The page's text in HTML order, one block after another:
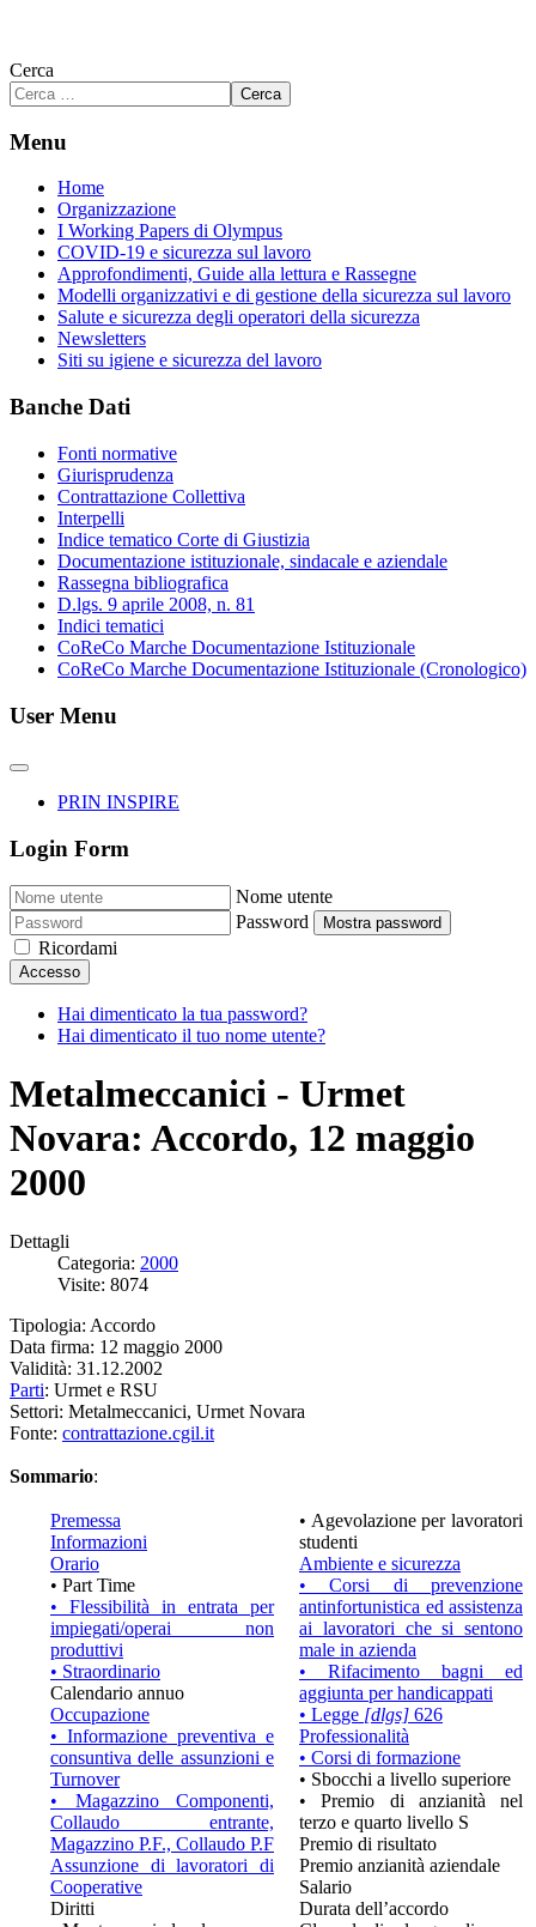
Cerca
Cerca
Menu
Home
Organizzazione
I Working Papers di Olympus
COVID-19 e sicurezza sul lavoro
Approfondimenti, Guide alla lettura e Rassegne
Modelli organizzativi e di gestione della sicurezza sul lavoro
Salute e sicurezza degli operatori della sicurezza
Newsletters
Siti su igiene e sicurezza del lavoro
Banche Dati
Fonti normative
Giurisprudenza
Contrattazione Collettiva
Interpelli
Indice tematico Corte di Giustizia
Documentazione istituzionale, sindacale e aziendale
Rassegna bibliografica
D.lgs. 9 aprile 2008, n. 81
Indici tematici
CoReCo Marche Documentazione Istituzionale
CoReCo Marche Documentazione Istituzionale (Cronologico)
User Menu
PRIN INSPIRE
Login Form
Nome utente
Password
Mostra password
Ricordami
Accesso
Hai dimenticato la tua password?
Hai dimenticato il tuo nome utente?
Metalmeccanici - Urmet
Novara: Accordo, 12 maggio
2000
Dettagli
Categoria: 2000
Visite: 8074
Tipologia: Accordo
Data firma: 12 maggio 2000
Validità: 31.12.2002
Parti: Urmet e RSU
Settori: Metalmeccanici, Urmet Novara
Fonte: contrattazione.cgil.it
Sommario:
Premessa
Informazioni
Orario
• Part Time
• Flessibilità in entrata per
impiegati/operai non
produttivi
• Straordinario
Calendario annuo
Occupazione
• Informazione preventiva e
consuntiva delle assunzioni e
Turnover
• Magazzino Componenti,
Collaudo entrante,
Magazzino P.F., Collaudo P.F
Assunzione di lavoratori di
Cooperative
Diritti
• Agevolazione per lavoratori
studenti
Ambiente e sicurezza
• Corsi di prevenzione
antinfortunistica ed assistenza
ai lavoratori che si sentono
male in azienda
• Rifacimento bagni ed
aggiunta per handicappati
• Legge [dlgs] 626
Professionalità
• Corsi di formazione
• Sbocchi a livello superiore
• Premio di anzianità nel
terzo e quarto livello S
Premio di risultato
Premio anzianità aziendale
Salario
Durata dell’accordo